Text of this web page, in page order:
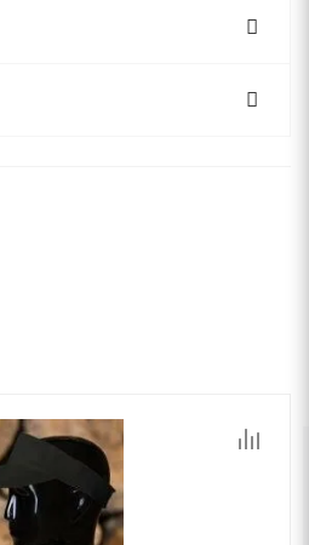
ВОПРОСЫ?
в течение 15 минут!